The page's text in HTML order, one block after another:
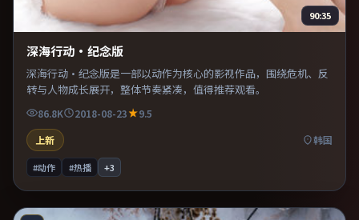
90:35
深海行动·纪念版
深海行动·纪念版是一部以动作为核心的影视作品，围绕危机、反
转与人物成长展开，整体节奏紧凑，值得推荐观看。
86.8K 2018-08-23
9.5
上新
韩国
#动作 #热播 +3